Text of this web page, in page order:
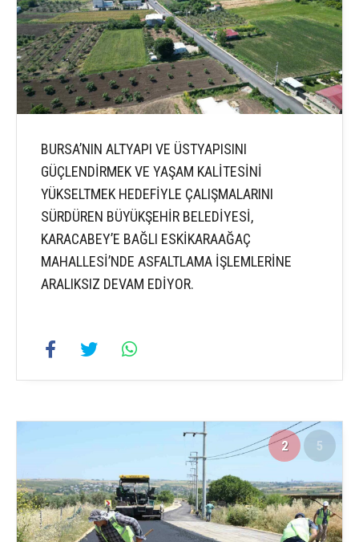
BURSA’NIN ALTYAPI VE ÜSTYAPISINI
GÜÇLENDİRMEK VE YAŞAM KALİTESİNİ
YÜKSELTMEK HEDEFİYLE ÇALIŞMALARINI
SÜRDÜREN BÜYÜKŞEHİR BELEDİYESİ,
KARACABEY’E BAĞLI ESKİKARAAĞAÇ
MAHALLESİ’NDE ASFALTLAMA İŞLEMLERİNE
ARALIKSIZ DEVAM EDİYOR.
2 5